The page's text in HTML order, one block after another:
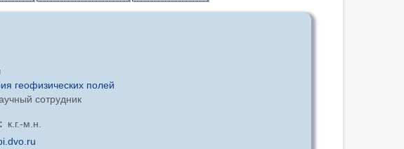
геофизических полей
сотрудник
к.г.-м.н.